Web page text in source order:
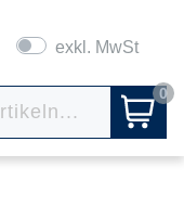
exkl. MwSt
0